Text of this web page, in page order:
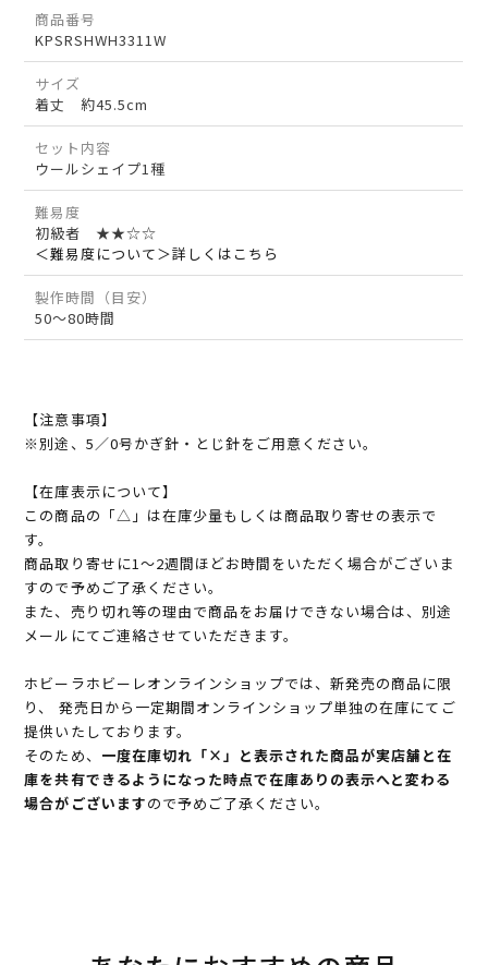
商品番号
KPSRSHWH3311W
サイズ
着丈 約45.5cm
セット内容
ウールシェイプ1種
難易度
初級者 ★★☆☆
＜難易度について＞詳しくはこちら
製作時間（目安）
50～80時間
【注意事項】
※別途、5／0号かぎ針・とじ針をご用意ください。
【在庫表示について】
この商品の「△」は在庫少量もしくは商品取り寄せの表示で
す。
商品取り寄せに1～2週間ほどお時間をいただく場合がございま
すので予めご了承ください。
また、売り切れ等の理由で商品をお届けできない場合は、別途
メールにてご連絡させていただきます。
ホビーラホビーレオンラインショップでは、新発売の商品に限
り、 発売日から一定期間オンラインショップ単独の在庫にてご
提供いたしております。
そのため、 一度在庫切れ「×」と表示された商品が実店舗と在
庫を共有できるようになった時点で在庫ありの表示へと変わる
場合がございますので予めご了承ください。